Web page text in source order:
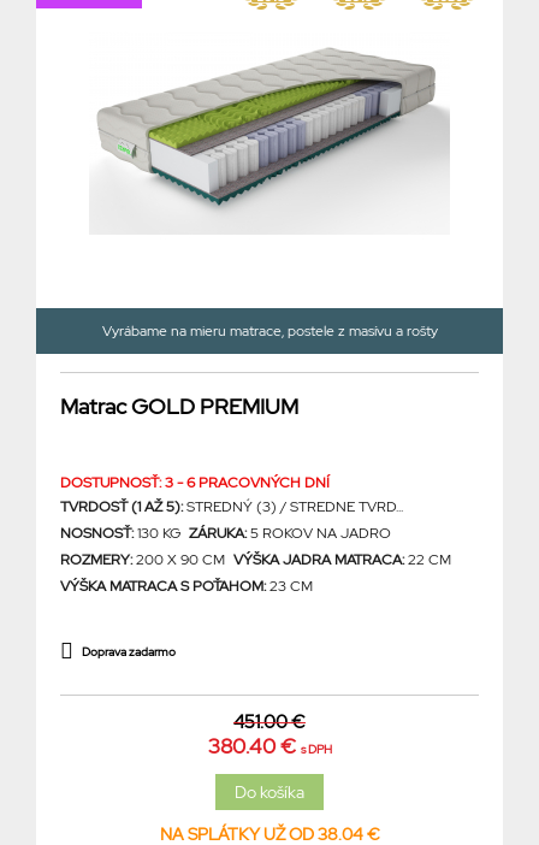
Vyrábame na mieru matrace, postele z masívu a rošty
Matrac GOLD PREMIUM
DOSTUPNOSŤ: 3 - 6 PRACOVNÝCH DNÍ
TVRDOSŤ (1 AŽ 5):STREDNÝ (3) / STREDNE TVRD...
NOSNOSŤ:130 KG ZÁRUKA:5 ROKOV NA JADRO
ROZMERY:200 X 90 CM VÝŠKA JADRA MATRACA:22 CM
VÝŠKA MATRACA S POŤAHOM:23 CM
Doprava zadarmo
451.00 €
380.40 € s DPH
NA SPLÁTKY UŽ OD 38.04 €